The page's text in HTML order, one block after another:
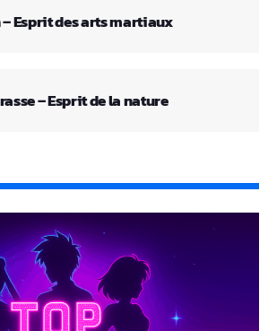
Esprit des arts martiaux
– Esprit de la nature